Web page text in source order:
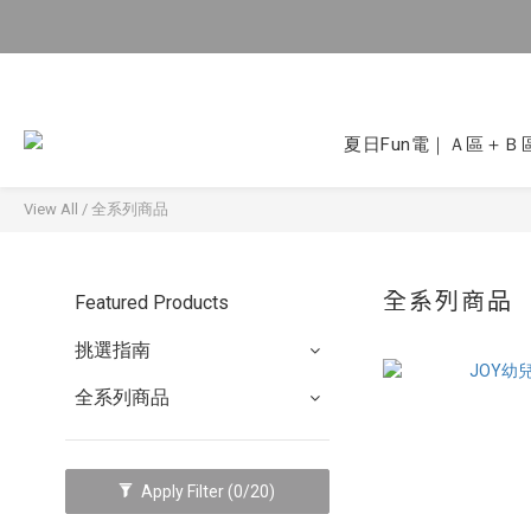
夏日Fun電｜Ａ區＋Ｂ
View All / 全系列商品
Featured Products
挑選指南
全系列商品
Apply Filter (0/20)
全系列商品